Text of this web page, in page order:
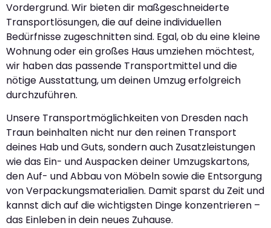
Vordergrund. Wir bieten dir maßgeschneiderte
Transportlösungen, die auf deine individuellen
Bedürfnisse zugeschnitten sind. Egal, ob du eine kleine
Wohnung oder ein großes Haus umziehen möchtest,
wir haben das passende Transportmittel und die
nötige Ausstattung, um deinen Umzug erfolgreich
durchzuführen.
Unsere Transportmöglichkeiten von Dresden nach
Traun beinhalten nicht nur den reinen Transport
deines Hab und Guts, sondern auch Zusatzleistungen
wie das Ein- und Auspacken deiner Umzugskartons,
den Auf- und Abbau von Möbeln sowie die Entsorgung
von Verpackungsmaterialien. Damit sparst du Zeit und
kannst dich auf die wichtigsten Dinge konzentrieren –
das Einleben in dein neues Zuhause.